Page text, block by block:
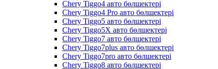
Chery Tiggo4 авто бөлшектері
Chery Tiggo4 Pro авто бөлшектері
Chery Tiggo5 авто бөлшектері
Chery Tiggo5X авто бөлшектері
Chery Tiggo7 авто бөлшектері
Chery Tiggo7plus авто бөлшектері
Chery Tiggo7pro авто бөлшектері
Chery Tiggo8 авто бөлшектері